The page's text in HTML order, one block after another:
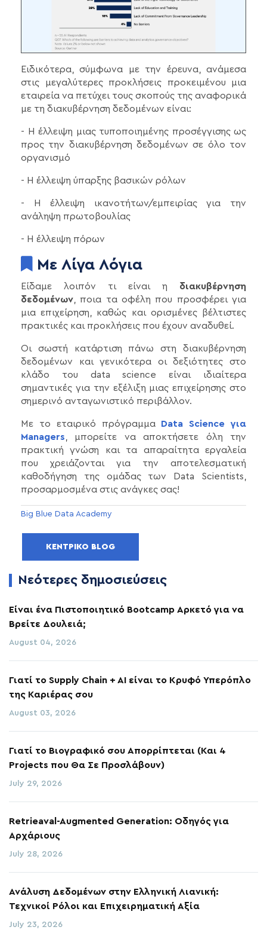
Ειδικότερα, σύμφωνα με την έρευνα, ανάμεσα
στις μεγαλύτερες προκλήσεις προκειμένου μια
εταιρεία να πετύχει τους σκοπούς της αναφορικά
με τη διακυβέρνηση δεδομένων είναι:
- Η έλλειψη μιας τυποποιημένης προσέγγισης ως
προς την διακυβέρνηση δεδομένων σε όλο τον
οργανισμό
- Η έλλειψη ύπαρξης βασικών ρόλων
- Η έλλειψη ικανοτήτων/εμπειρίας για την
ανάληψη πρωτοβουλίας
- Η έλλειψη πόρων
Με Λίγα Λόγια
Είδαμε λοιπόν τι είναι η διακυβέρνηση
δεδομένων , ποια τα οφέλη που προσφέρει για
μια επιχείρηση, καθώς και ορισμένες βέλτιστες
πρακτικές και προκλήσεις που έχουν αναδυθεί.
Οι σωστή κατάρτιση πάνω στη διακυβέρνηση
δεδομένων και γενικότερα οι δεξιότητες στο
κλάδο του data science είναι ιδιαίτερα
σημαντικές για την εξέλιξη μιας επιχείρησης στο
σημερινό ανταγωνιστικό περιβάλλον.
Με το εταιρικό πρόγραμμα Data Science για
Managers , μπορείτε να αποκτήσετε όλη την
πρακτική γνώση και τα απαραίτητα εργαλεία
που χρειάζονται για την αποτελεσματική
καθοδήγηση της ομάδας των Data Scientists,
προσαρμοσμένα στις ανάγκες σας!
Big Blue Data Academy
ΚΕΝΤΡΙΚΌ BLOG
Νεότερες δημοσιεύσεις
Είναι ένα Πιστοποιητικό Bootcamp Αρκετό για να
Βρείτε Δουλειά;
August 04, 2026
Γιατί το Supply Chain + AI είναι το Κρυφό Υπερόπλο
της Καριέρας σου
August 03, 2026
Γιατί το Βιογραφικό σου Απορρίπτεται (Και 4
Projects που Θα Σε Προσλάβουν)
July 29, 2026
Retrieaval-Augmented Generation: Οδηγός για
Αρχάριους
July 28, 2026
Ανάλυση Δεδομένων στην Ελληνική Λιανική:
Τεχνικοί Ρόλοι και Επιχειρηματική Αξία
July 23, 2026